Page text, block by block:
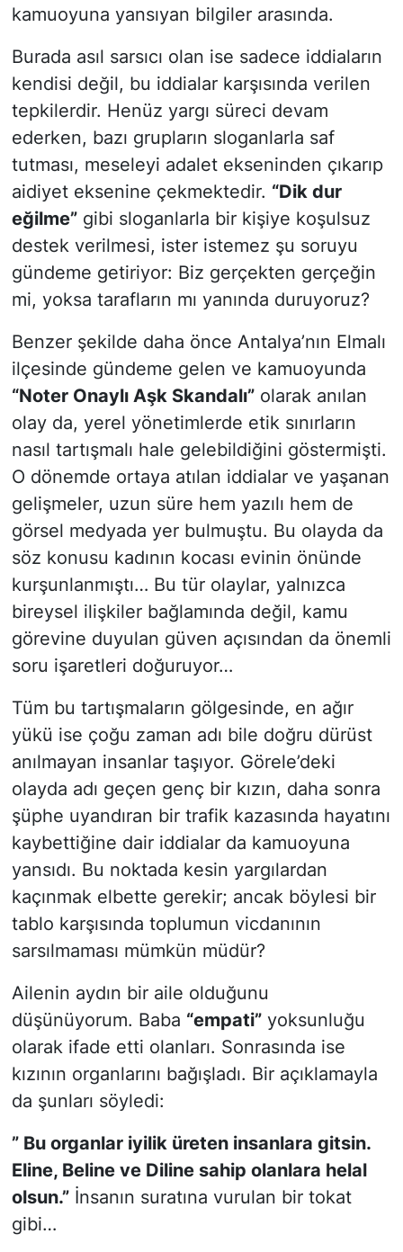
kamuoyuna yansıyan bilgiler arasında.
Burada asıl sarsıcı olan ise sadece iddiaların
kendisi değil, bu iddialar karşısında verilen
tepkilerdir. Henüz yargı süreci devam
ederken, bazı grupların sloganlarla saf
tutması, meseleyi adalet ekseninden çıkarıp
aidiyet eksenine çekmektedir. “Dik dur
eğilme”gibi sloganlarla bir kişiye koşulsuz
destek verilmesi, ister istemez şu soruyu
gündeme getiriyor: Biz gerçekten gerçeğin
mi, yoksa tarafların mı yanında duruyoruz?
Benzer şekilde daha önce Antalya’nın Elmalı
ilçesinde gündeme gelen ve kamuoyunda
“Noter Onaylı Aşk Skandalı”olarak anılan
olay da, yerel yönetimlerde etik sınırların
nasıl tartışmalı hale gelebildiğini göstermişti.
O dönemde ortaya atılan iddialar ve yaşanan
gelişmeler, uzun süre hem yazılı hem de
görsel medyada yer bulmuştu. Bu olayda da
söz konusu kadının kocası evinin önünde
kurşunlanmıştı… Bu tür olaylar, yalnızca
bireysel ilişkiler bağlamında değil, kamu
görevine duyulan güven açısından da önemli
soru işaretleri doğuruyor…
Tüm bu tartışmaların gölgesinde, en ağır
yükü ise çoğu zaman adı bile doğru dürüst
anılmayan insanlar taşıyor. Görele’deki
olayda adı geçen genç bir kızın, daha sonra
şüphe uyandıran bir trafik kazasında hayatını
kaybettiğine dair iddialar da kamuoyuna
yansıdı. Bu noktada kesin yargılardan
kaçınmak elbette gerekir; ancak böylesi bir
tablo karşısında toplumun vicdanının
sarsılmaması mümkün müdür?
Ailenin aydın bir aile olduğunu
düşünüyorum. Baba “empati”yoksunluğu
olarak ifade etti olanları. Sonrasında ise
kızının organlarını bağışladı. Bir açıklamayla
da şunları söyledi:
” Bu organlar iyilik üreten insanlara gitsin.
Eline, Beline ve Diline sahip olanlara helal
olsun.”İnsanın suratına vurulan bir tokat
gibi…